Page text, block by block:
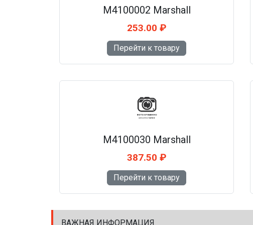
M4100002 Marshall
253.00 ₽
Перейти к товару
M4100030 Marshall
387.50 ₽
Перейти к товару
ВАЖНАЯ ИНФОРМАЦИЯ